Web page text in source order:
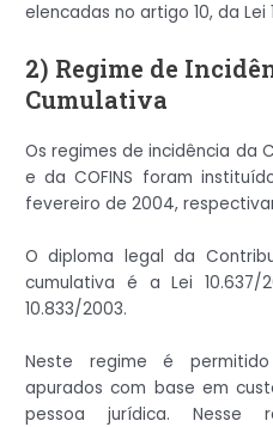
elencadas no artigo 10, da Lei
2) Regime de
Cumulativa
Os regimes de incidência da
e da COFINS foram
fevereiro de 2004,
O diploma legal da
cumulativa é a Lei 10.637/
10.833/2003.
Neste regime é
apurados com base em
pessoa jurídica. Nesse